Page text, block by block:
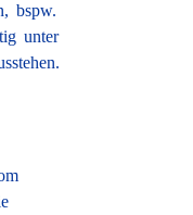
bspw.
unter